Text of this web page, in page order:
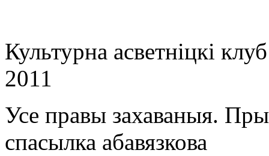
Культурна асветнiцкi
2011
Усе правы захаваныя.
спасылка абавязкова